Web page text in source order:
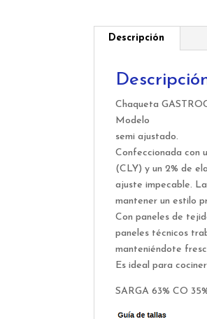
Descripción
Chaqueta
Modelo
semi ajustado.
Confeccionada con
(CLY) y un 2% de
ajuste impecable.
mantener un estilo
Con paneles de
paneles técnicos
manteniéndote
Es ideal para
SARGA 63% CO